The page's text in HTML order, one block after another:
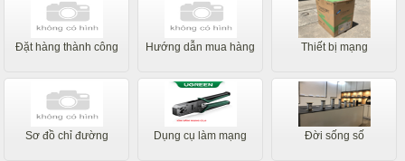
Đặt hàng thành công Hướng dẫn mua hàng Thiết bị mạng
Sơ đồ chỉ đường Dụng cụ làm mạng Đời sống số